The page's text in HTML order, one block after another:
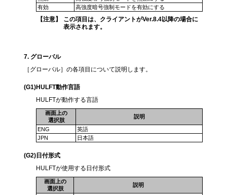
有効
高強度暗号強制モードを有効にする
【注意】
この項目は、クライアントがVer.8.4以降の場合に
表示されます。
7. グローバル
［グローバル］の各項目について説明します。
(G1)HULFT動作言語
HULFTが動作する言語
画面上の
選択肢
説明
ENG
英語
JPN
日本語
(G2)日付形式
HULFTが使用する日付形式
画面上の
選択肢
説明